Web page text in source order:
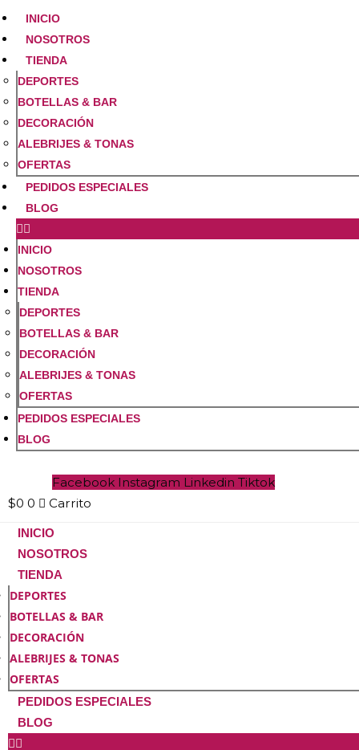
INICIO
NOSOTROS
TIENDA
DEPORTES
BOTELLAS & BAR
DECORACIÓN
ALEBRIJES & TONAS
OFERTAS
PEDIDOS ESPECIALES
BLOG
INICIO
NOSOTROS
TIENDA
DEPORTES
BOTELLAS & BAR
DECORACIÓN
ALEBRIJES & TONAS
OFERTAS
PEDIDOS ESPECIALES
BLOG
Facebook Instagram Linkedin Tiktok
$0 0 Carrito
INICIO
NOSOTROS
TIENDA
DEPORTES
BOTELLAS & BAR
DECORACIÓN
ALEBRIJES & TONAS
OFERTAS
PEDIDOS ESPECIALES
BLOG